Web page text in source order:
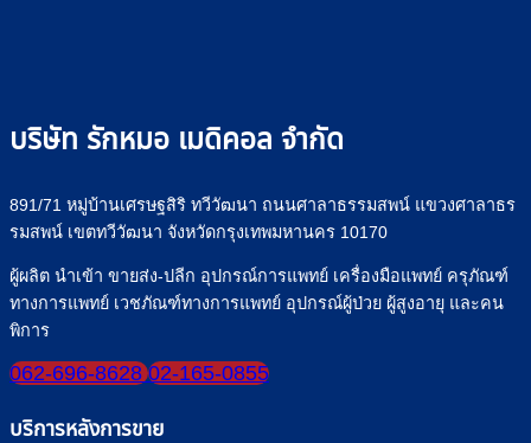
บริษัท รักหมอ เมดิคอล จำกัด
891/71 หมู่บ้านเศรษฐสิริ ทวีวัฒนา ถนนศาลาธรรมสพน์ แขวงศาลาธร
รมสพน์ เขตทวีวัฒนา จังหวัดกรุงเทพมหานคร 10170
ผู้ผลิต นำเข้า ขายส่ง-ปลีก อุปกรณ์การแพทย์ เครื่องมือแพทย์ ครุภัณฑ์
ทางการแพทย์ เวชภัณฑ์ทางการแพทย์ อุปกรณ์ผู้ป่วย ผู้สูงอายุ และคน
พิการ
062-696-8628 02-165-0855
บริการหลังการขาย